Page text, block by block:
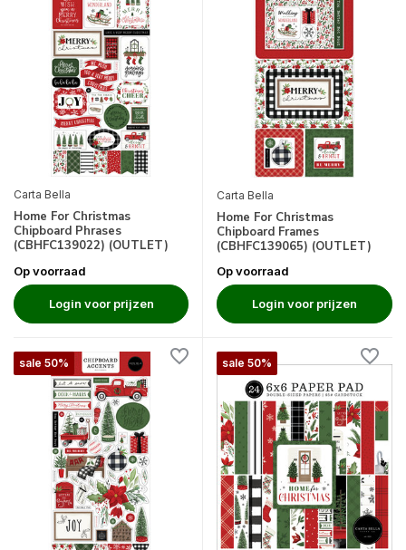
Carta Bella
Home For Christmas
Chipboard Phrases
(CBHFC139022) (OUTLET)
Op voorraad
Login voor prijzen
Carta Bella
Home For Christmas
Chipboard Frames
(CBHFC139065) (OUTLET)
Op voorraad
Login voor prijzen
sale 50% sale 50%